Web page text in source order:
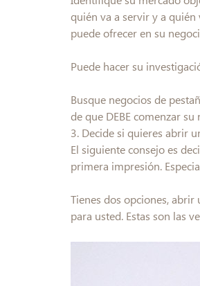
quién va a servir y a quién
puede ofrecer en su
Puede hacer su
Busque negocios de
de que DEBE comenzar
3. Decide si quieres abrir
El siguiente consejo es
primera impresión.
Tienes dos opciones,
para usted. Estas son las